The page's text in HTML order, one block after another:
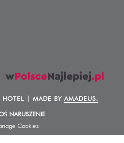
HOTEL | MADE BY AMADEUS.
NARUSZENIE
Cookies